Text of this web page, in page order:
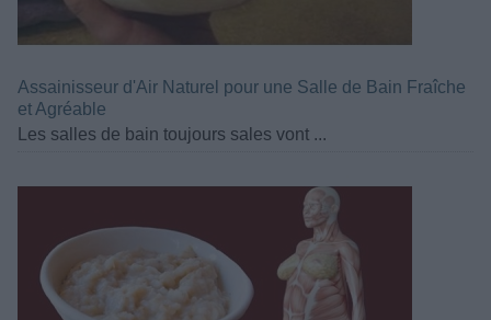
Assainisseur d'Air Naturel pour une Salle de Bain Fraîche
et Agréable
Les salles de bain toujours sales vont ...